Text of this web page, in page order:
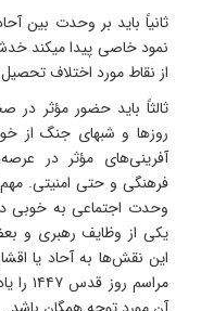
ثانیاً باید بر وحدت بین
نمود خاصی پیدا میکند
از نقاط مورد اختلاف
ثالثاً باید حضور مؤثر
روزها و شبهای جنگ از
آفرینی‌های مؤثر در
فرهنگی و حتی امنیتی.
وحدت اجتماعی به خوبی
یکی از وظایف رهبری و
این نقش‌ها به آحاد یا
مراسم